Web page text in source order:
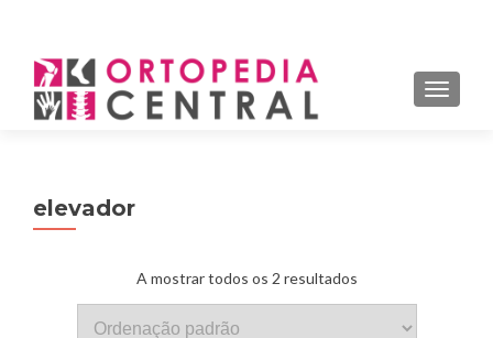
elevador
A mostrar todos os 2 resultados